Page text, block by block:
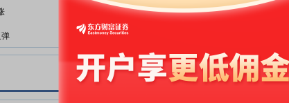
董事、高级管理人员薪酬管理制度
06-30
大连热电:大连热电股份有限公司
第十一届董事会第十七次会议决议
06-30